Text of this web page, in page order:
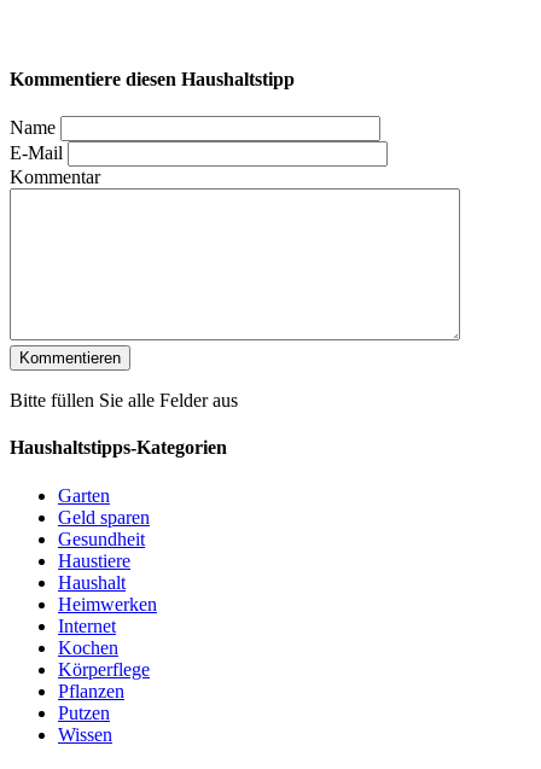
Kommentiere diesen Haushaltstipp
Name
E-Mail
Kommentar
Bitte füllen Sie alle Felder aus
Haushaltstipps-Kategorien
Garten
Geld sparen
Gesundheit
Haustiere
Haushalt
Heimwerken
Internet
Kochen
Körperflege
Pflanzen
Putzen
Wissen